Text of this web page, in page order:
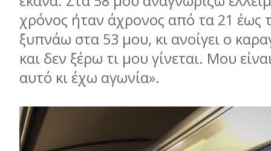
χρόνος ήταν άχρονος από τα 21 έως
ξυπνάω στα 53 µου, κι ανοίγει ο
και δεν ξέρω τι µου γίνεται. Μου
αυτό κι έχω αγωνία».